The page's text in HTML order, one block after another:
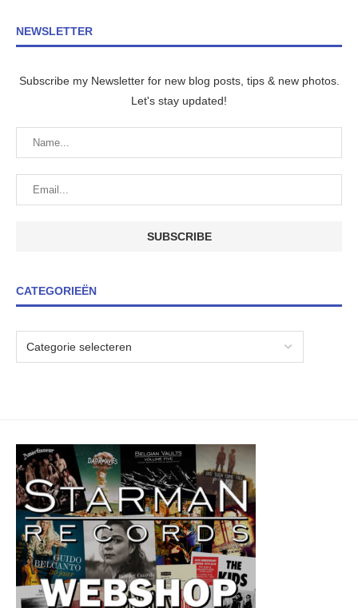
NEWSLETTER
Subscribe my Newsletter for new blog posts, tips & new photos.
Let's stay updated!
CATEGORIEËN